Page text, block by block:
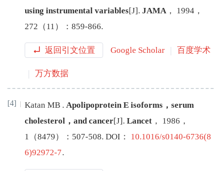
using instrumental variables[J]. JAMA ， 1994 ，
272 （11 ）： 859-866.
返回引文位置 Google Scholar 百度学术
万方数据
[4] Katan MB . Apolipoprotein E isoforms，serum
cholesterol，and cancer[J] . Lancet ， 1986 ，
1 （8479）： 507-508. DOI： 10.1016/s0140-6736(8
6)92972-7.